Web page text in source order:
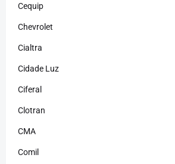
Cequip
Chevrolet
Cialtra
Cidade Luz
Ciferal
Clotran
CMA
Comil